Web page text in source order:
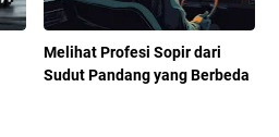
Melihat Profesi Sopir dari
Sudut Pandang yang Berbeda